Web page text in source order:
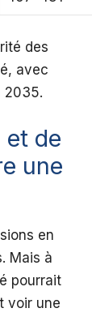
des
avec
2035.
et de
une
en
Mais à
pourrait
voir une